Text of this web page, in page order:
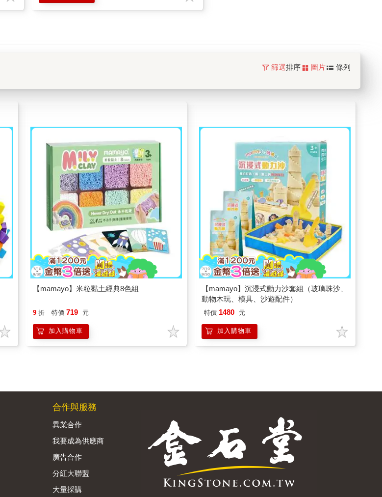
篩選排序 圖片 條列
【mamayo】米粒黏土經典8色組
9 折 特價 719 元
加入購物車
【mamayo】沉浸式動力沙套組（玻璃珠沙、
動物木玩、模具、沙遊配件）
特價 1480 元
加入購物車
合作與服務
異業合作
我要成為供應商
廣告合作
分紅大聯盟
大量採購